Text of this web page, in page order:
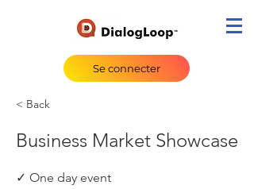
Se connecter
< Back
Business Market Showcase
✓ One day event